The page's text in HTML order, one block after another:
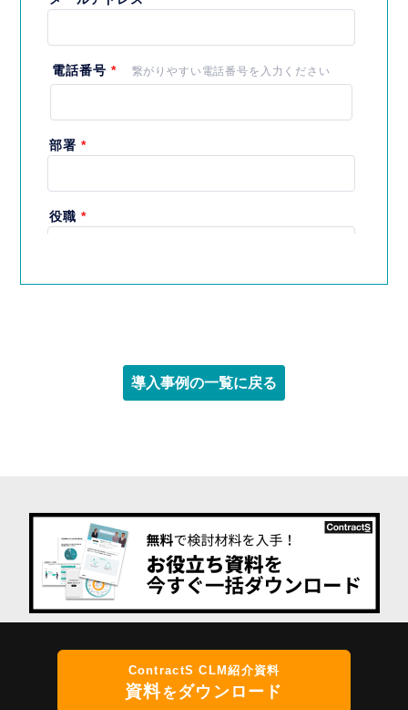
導入事例の一覧に戻る
ContractS CLM紹介資料
資料をダウンロード